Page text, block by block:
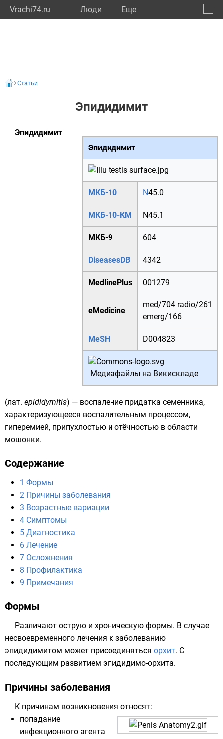
Vrachi74.ru Люди Eще
Статьи
Эпидидимит
Эпидидимит
МКБ-10 N45.0
МКБ-10-КМ N45.1
МКБ-9 604
DiseasesDB 4342
MedlinePlus 001279
eMedicine
med/704 radio/261
emerg/166
MeSH D004823
Медиафайлы на Викискладе
Эпидидимит
(лат. epididymitis) — воспаление придатка семенника,
характеризующееся воспалительным процессом,
гиперемией, припухлостью и отёчностью в области
мошонки.
Содержание
1 Формы
2 Причины заболевания
3 Возрастные вариации
4 Симптомы
5 Диагностика
6 Лечение
7 Осложнения
8 Профилактика
9 Примечания
Формы
Различают острую и хроническую формы. В случае
несвоевременного лечения к заболеванию
эпидидимитом может присоединяться орхит. С
последующим развитием эпидидимо-орхита.
Причины заболевания
К причинам возникновения относят:
попадание
инфекционного агента